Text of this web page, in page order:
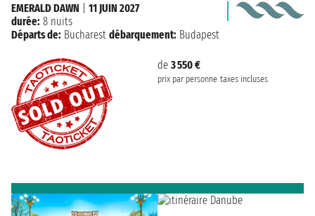
de 3 550 €
prix par personne taxes incluses
EMERALD DAWN
11 JUIN 2027
durée: 8 nuits
Départs de: Bucharest débarquement: Budapest